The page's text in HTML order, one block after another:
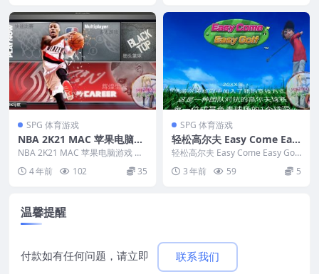
SPG 体育游戏
NBA 2K21 MAC 苹果电脑游
戏 原生版 支援10.14 10.15 1
1 12 13 适用于APPLE CPU
NBA 2K21 MAC 苹果电脑游戏 原
4 年前 102 35
SPG 体育游戏
轻松高尔夫 Easy Come Eas
y Golf MAC 苹果电脑游戏 原
生中文版 支持10.15 11 12 1
3
轻松高尔夫 Easy Come Easy Golf
3 年前 59 5
温馨提醒
付款如有任何问题，请立即 联系我们